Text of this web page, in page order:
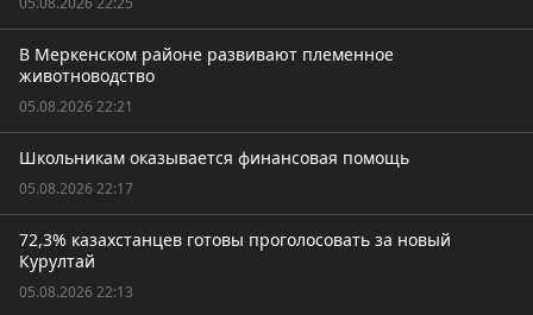
В Меркенском районе развивают племенное
животноводство
05.08.2026 22:21
Школьникам оказывается финансовая помощь
05.08.2026 22:17
72,3% казахстанцев готовы проголосовать за новый
Курултай
05.08.2026 22:13